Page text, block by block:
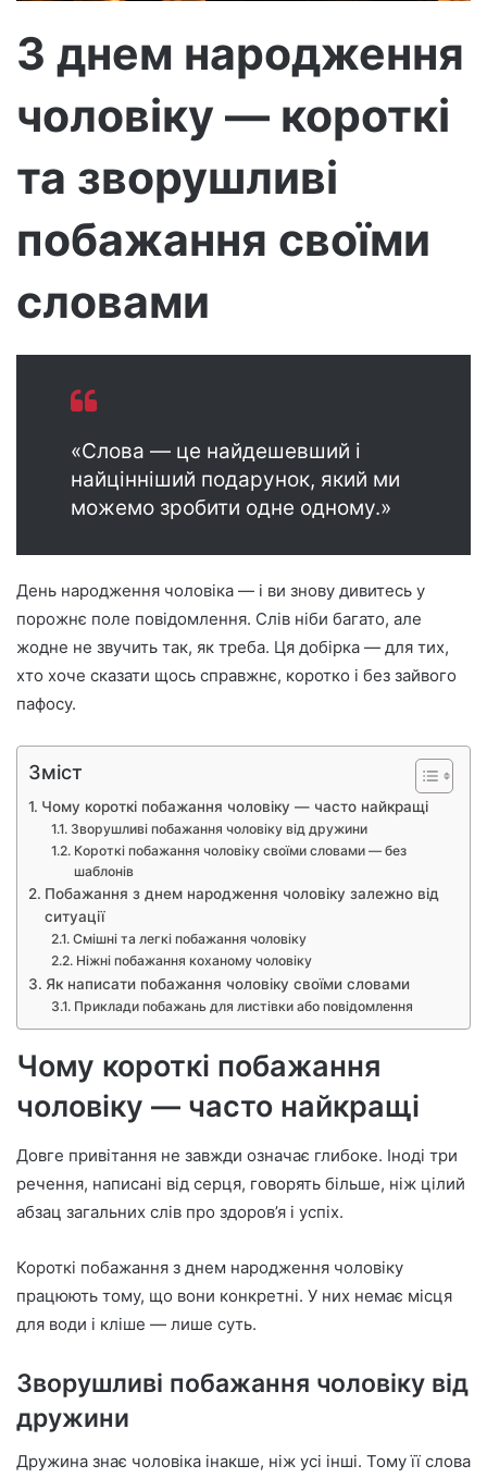
о
н
о
о
и
с
а
З днем народження
чоловіку — короткі
та зворушливі
побажання своїми
словами
«Слова — це найдешевший і
найцінніший подарунок, який ми
можемо зробити одне одному.»
День народження чоловіка — і ви знову дивитесь у
порожнє поле повідомлення. Слів ніби багато, але
жодне не звучить так, як треба. Ця добірка — для тих,
хто хоче сказати щось справжнє, коротко і без зайвого
пафосу.
Зміст
Чому короткі побажання чоловіку — часто найкращі
Зворушливі побажання чоловіку від дружини
Короткі побажання чоловіку своїми словами — без
шаблонів
Побажання з днем народження чоловіку залежно від
ситуації
Смішні та легкі побажання чоловіку
Ніжні побажання коханому чоловіку
Як написати побажання чоловіку своїми словами
Приклади побажань для листівки або повідомлення
Чому короткі побажання
чоловіку — часто найкращі
Довге привітання не завжди означає глибоке. Іноді три
речення, написані від серця, говорять більше, ніж цілий
абзац загальних слів про здоров’я і успіх.
Короткі побажання з днем народження чоловіку
працюють тому, що вони конкретні. У них немає місця
для води і кліше — лише суть.
Зворушливі побажання чоловіку від
дружини
Дружина знає чоловіка інакше, ніж усі інші. Тому її слова